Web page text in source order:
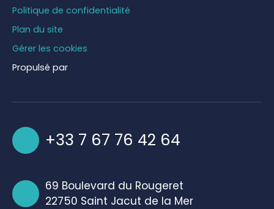
Politique de confidentialité
Plan du site
Gérer les cookies
Propulsé par
+33 7 67 76 42 64
69 Boulevard du Rougeret
22750 Saint Jacut de la Mer